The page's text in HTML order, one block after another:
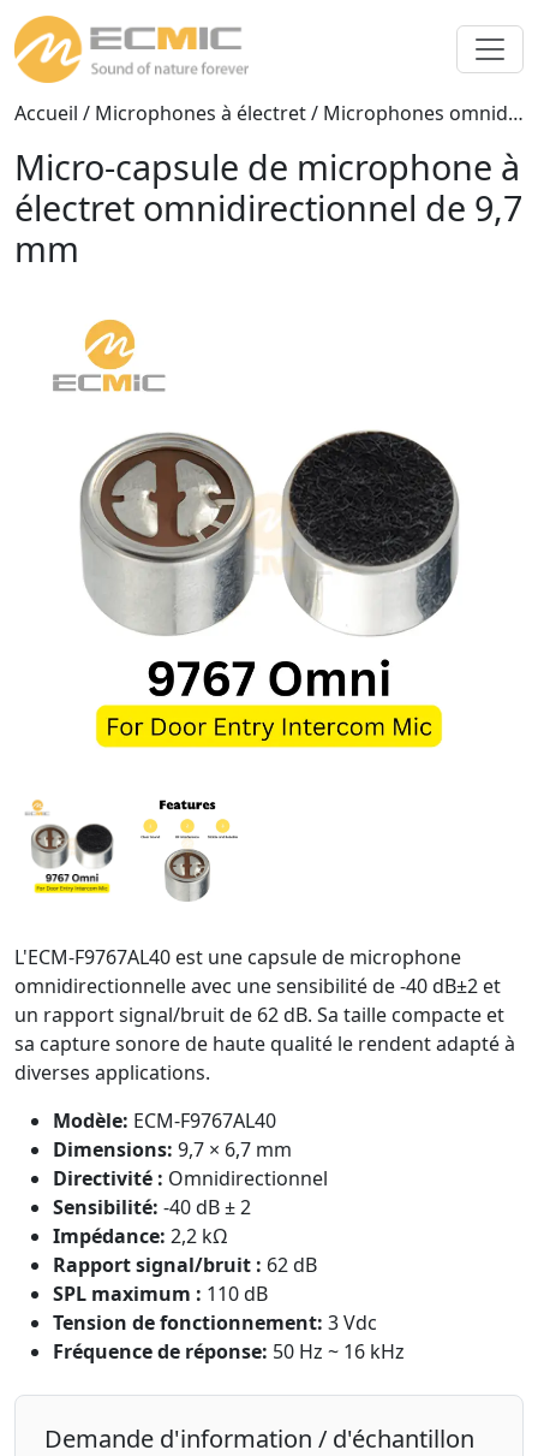
Accueil / Microphones à électret/ Microphones omnidirectionnels
Micro-capsule de microphone à
électret omnidirectionnel de 9,7
mm
L'ECM-F9767AL40 est une capsule de microphone
omnidirectionnelle avec une sensibilité de -40 dB±2 et
un rapport signal/bruit de 62 dB. Sa taille compacte et
sa capture sonore de haute qualité le rendent adapté à
diverses applications.
Modèle: ECM-F9767AL40
Dimensions: 9,7 × 6,7 mm
Directivité : Omnidirectionnel
Sensibilité: -40 dB ± 2
Impédance: 2,2 kΩ
Rapport signal/bruit : 62 dB
SPL maximum : 110 dB
Tension de fonctionnement: 3 Vdc
Fréquence de réponse: 50 Hz ~ 16 kHz
Demande d'information / d'échantillon